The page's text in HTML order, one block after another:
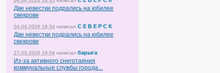
Две невестки подрались на юбилее
свекрови
04.04.2026 18:34 написал С Е В Е Р С К
Две невестки подрались на юбилее
свекрови
27.03.2026 19:54 написал барыга
Из-за активного снеготаяния
коммунальные службы города...